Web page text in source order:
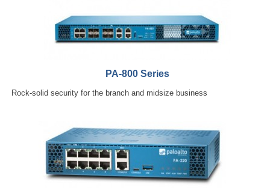
PA-800 Series
Rock-solid security for the branch and midsize business